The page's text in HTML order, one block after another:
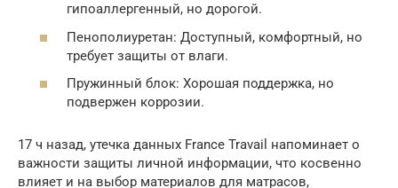
гипоаллергенный, но дорогой.
Пенополиуретан: Доступный, комфортный, но
требует защиты от влаги.
Пружинный блок: Хорошая поддержка, но
подвержен коррозии.
17 ч назад, утечка данных France Travail напоминает о
важности защиты личной информации, что косвенно
влияет и на выбор материалов для матрасов,